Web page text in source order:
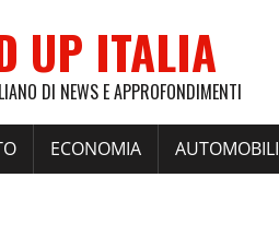
UP ITALIA
DI NEWS E APPROFONDIMENTI
ECONOMIA AUTOMOBILI